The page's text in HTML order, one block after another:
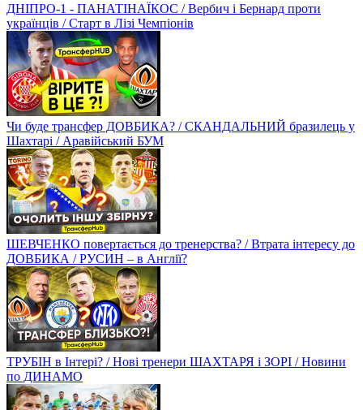
ДНІПРО-1 - ПАНАТІНАЇКОС / Вербич і Бернард проти
українців / Старт в Лізі Чемпіонів
Чи буде трансфер ДОВБИКА? / СКАНДАЛЬНИЙ бразилець у
Шахтарі / Аравійський БУМ
ШЕВЧЕНКО повертається до тренерства? / Втрата інтересу до
ДОВБИКА / РУСИН – в Англії?
ТРУБІН в Інтері? / Нові тренери ШАХТАРЯ і ЗОРІ / Новини
по ДИНАМО